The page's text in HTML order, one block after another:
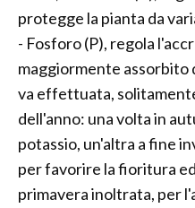
protegge la pianta da
- Fosforo (P), regola
maggiormente assorbito
va effettuata,
dell'anno: una volta in
potassio, un'altra a fine
per favorire la fioritura
primavera inoltrata, per